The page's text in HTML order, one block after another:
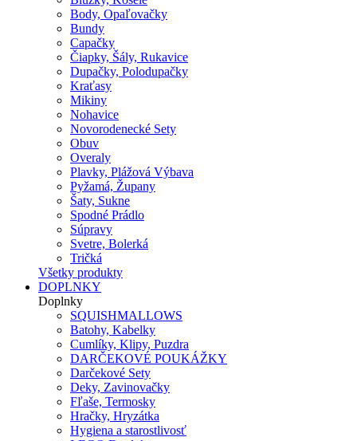
Body, Opaľovačky
Bundy
Capačky
Čiapky, Šály, Rukavice
Dupačky, Polodupačky
Kraťasy
Mikiny
Nohavice
Novorodenecké Sety
Obuv
Overaly
Plavky, Plážová Výbava
Pyžamá, Župany
Šaty, Sukne
Spodné Prádlo
Súpravy
Svetre, Bolerká
Tričká
Všetky produkty
DOPLNKY
Doplnky
SQUISHMALLOWS
Batohy, Kabelky
Cumlíky, Klipy, Puzdra
DARČEKOVÉ POUKÁŽKY
Darčekové Sety
Deky, Zavinovačky
Fľaše, Termosky
Hračky, Hryzátka
Hygiena a starostlivosť